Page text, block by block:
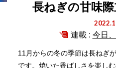
長ねぎの甘味
連載 : 今日
11月からの冬の季節は長ねぎ
です。焼いた香ばしさを楽し